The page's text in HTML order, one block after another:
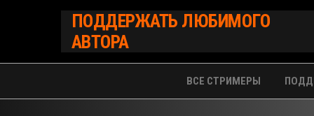
содержимому
ПОДДЕРЖАТЬ ЛЮБИМОГО
АВТОРА
ВСЕ СТРИМЕРЫ